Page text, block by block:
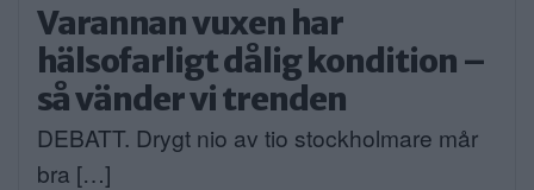
Varannan vuxen har
hälsofarligt dålig kondition –
så vänder vi trenden
DEBATT. Drygt nio av tio stockholmare mår
bra […]